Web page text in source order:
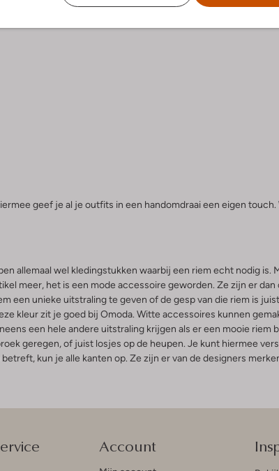
geef je al je outfits in een handomdraai een eigen
allemaal wel kledingstukken waarbij een riem echt nodig is.
meer, het is een mode accessoire geworden. Ze zijn er
een unieke uitstraling te geven of de gesp van die riem is
kleur zit je goed bij Omoda. Witte accessoires kunnen
een hele andere uitstraling krijgen als er een mooie
geregen, of juist losjes op de heupen. Je kunt hiermee
kun je alle kanten op. Ze zijn er van de designers
Account